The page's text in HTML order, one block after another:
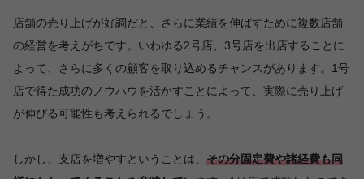
店舗の売り上げが好調だと、さらに業績を伸ばすために複数店舗
の経営を考えがちです。いわゆる2号店、3号店を出店することに
よって、さらに多くの顧客を取り込めるチャンスがあります。1号
店で得た成功のノウハウを活かすことによって、実際に売り上げ
が伸びる可能性も考えられるでしょう。
しかし、支店を増やすということは、 その分固定費や諸経費も同